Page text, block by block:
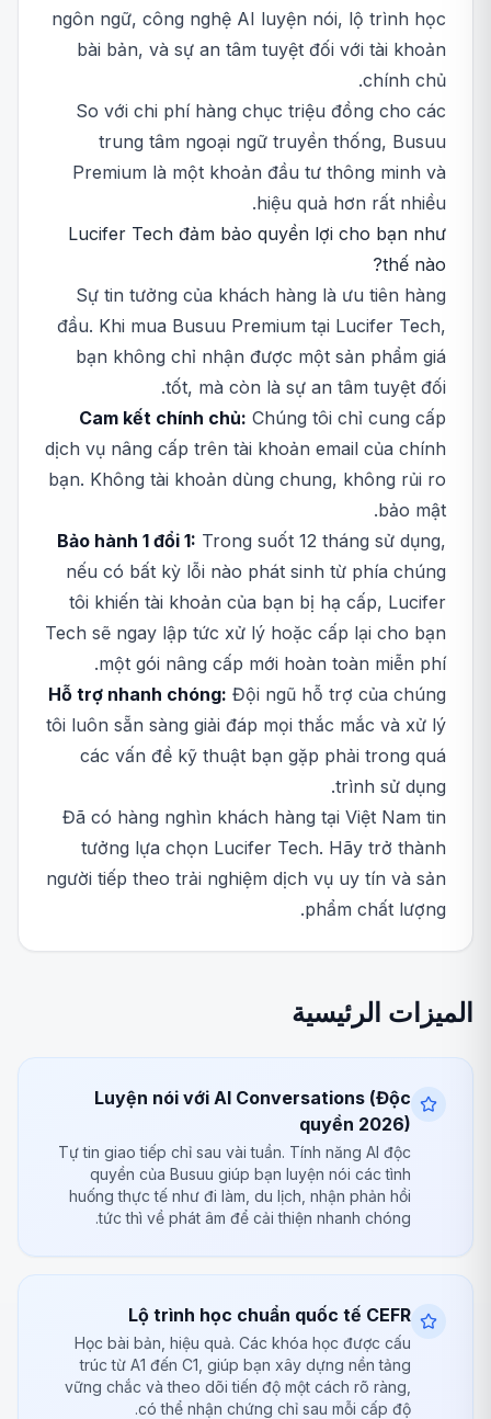
ngôn ngữ, công nghệ AI luyện nói, lộ trình học
bài bản, và sự an tâm tuyệt đối với tài khoản
chính chủ.
So với chi phí hàng chục triệu đồng cho các
trung tâm ngoại ngữ truyền thống, Busuu
Premium là một khoản đầu tư thông minh và
hiệu quả hơn rất nhiều.
Lucifer Tech đảm bảo quyền lợi cho bạn như
thế nào?
Sự tin tưởng của khách hàng là ưu tiên hàng
đầu. Khi mua Busuu Premium tại Lucifer Tech,
bạn không chỉ nhận được một sản phẩm giá
tốt, mà còn là sự an tâm tuyệt đối.
Cam kết chính chủ: Chúng tôi chỉ cung cấp
dịch vụ nâng cấp trên tài khoản email của chính
bạn. Không tài khoản dùng chung, không rủi ro
bảo mật.
Bảo hành 1 đổi 1: Trong suốt 12 tháng sử dụng,
nếu có bất kỳ lỗi nào phát sinh từ phía chúng
tôi khiến tài khoản của bạn bị hạ cấp, Lucifer
Tech sẽ ngay lập tức xử lý hoặc cấp lại cho bạn
một gói nâng cấp mới hoàn toàn miễn phí.
Hỗ trợ nhanh chóng: Đội ngũ hỗ trợ của chúng
tôi luôn sẵn sàng giải đáp mọi thắc mắc và xử lý
các vấn đề kỹ thuật bạn gặp phải trong quá
trình sử dụng.
Đã có hàng nghìn khách hàng tại Việt Nam tin
tưởng lựa chọn Lucifer Tech. Hãy trở thành
người tiếp theo trải nghiệm dịch vụ uy tín và sản
phẩm chất lượng.
الميزات الرئيسية
Luyện nói với AI Conversations (Độc
quyền 2026)
Tự tin giao tiếp chỉ sau vài tuần. Tính năng AI độc
quyền của Busuu giúp bạn luyện nói các tình
huống thực tế như đi làm, du lịch, nhận phản hồi
tức thì về phát âm để cải thiện nhanh chóng.
Lộ trình học chuẩn quốc tế CEFR
Học bài bản, hiệu quả. Các khóa học được cấu
trúc từ A1 đến C1, giúp bạn xây dựng nền tảng
vững chắc và theo dõi tiến độ một cách rõ ràng,
có thể nhận chứng chỉ sau mỗi cấp độ.